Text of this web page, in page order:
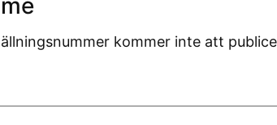
kommer inte att